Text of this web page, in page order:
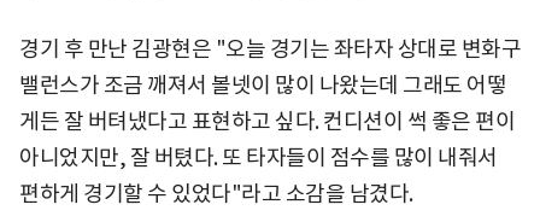
경기 후 만난 김광현은 "오늘 경기는 좌타자 상대로 변화구
밸런스가 조금 깨져서 볼넷이 많이 나왔는데 그래도 어떻
게든 잘 버텨냈다고 표현하고 싶다. 컨디션이 썩 좋은 편이
아니었지만, 잘 버텼다. 또 타자들이 점수를 많이 내줘서
편하게 경기할 수 있었다"라고 소감을 남겼다.